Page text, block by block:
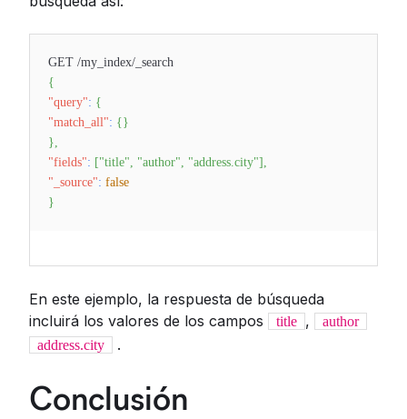
GET /my_index/_search
{
"query": {
"match_all": {}
},
"fields": ["title", "author", "address.city"] ,
"_source": false
}
En este ejemplo, la respuesta de búsqueda
incluirá los valores de los campos
title ,
author
address.city
.
Conclusión